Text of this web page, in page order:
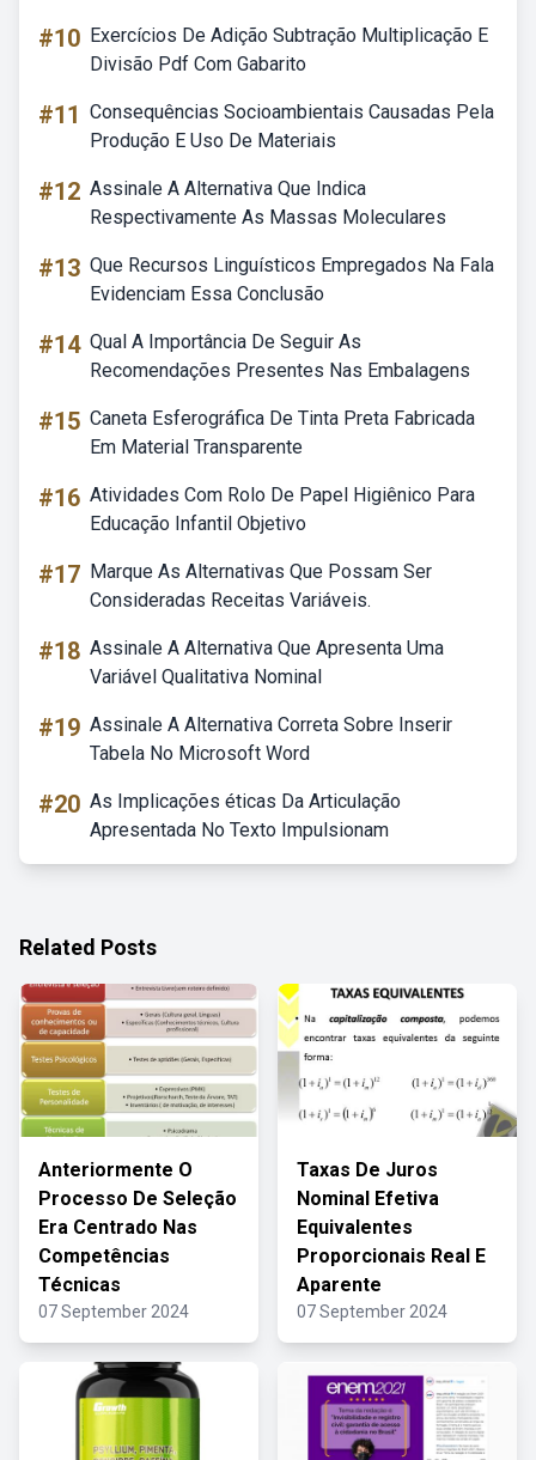
#10 Exercícios De Adição Subtração Multiplicação E
Divisão Pdf Com Gabarito
#11 Consequências Socioambientais Causadas Pela
Produção E Uso De Materiais
#12 Assinale A Alternativa Que Indica
Respectivamente As Massas Moleculares
#13 Que Recursos Linguísticos Empregados Na Fala
Evidenciam Essa Conclusão
#14 Qual A Importância De Seguir As
Recomendações Presentes Nas Embalagens
#15 Caneta Esferográfica De Tinta Preta Fabricada
Em Material Transparente
#16 Atividades Com Rolo De Papel Higiênico Para
Educação Infantil Objetivo
#17 Marque As Alternativas Que Possam Ser
Consideradas Receitas Variáveis.
#18 Assinale A Alternativa Que Apresenta Uma
Variável Qualitativa Nominal
#19 Assinale A Alternativa Correta Sobre Inserir
Tabela No Microsoft Word
#20 As Implicações éticas Da Articulação
Apresentada No Texto Impulsionam
Related Posts
Anteriormente O
Processo De Seleção
Era Centrado Nas
Competências
Técnicas
07 September 2024
Taxas De Juros
Nominal Efetiva
Equivalentes
Proporcionais Real E
Aparente
07 September 2024